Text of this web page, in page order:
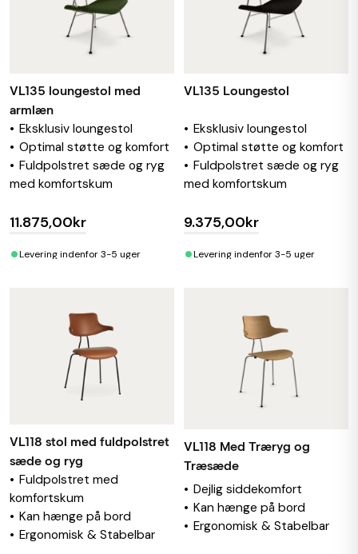
VL135 loungestol med
armlæn
Eksklusiv loungestol
Optimal støtte og komfort
Fuldpolstret sæde og ryg
med komfortskum
11.875,00kr
•Levering indenfor 3-5 uger
VL135 Loungestol
Eksklusiv loungestol
Optimal støtte og komfort
Fuldpolstret sæde og ryg
med komfortskum
9.375,00kr
•Levering indenfor 3-5 uger
VL118 stol med fuldpolstret
sæde og ryg
Fuldpolstret med
komfortskum
Kan hænge på bord
Ergonomisk & Stabelbar
VL118 Med Træryg og
Træsæde
Dejlig siddekomfort
Kan hænge på bord
Ergonomisk & Stabelbar